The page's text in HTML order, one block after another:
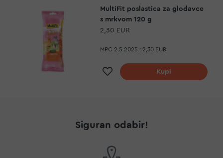
MultiFit poslastica za glodavce
s mrkvom 120 g
2,30 EUR
MPC 2.5.2025.: 2,30 EUR
Dodaj na listu želja
Kupi
Siguran odabir!